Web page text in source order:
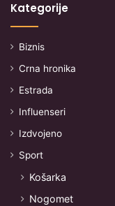
Kategorije
Biznis
Crna hronika
Estrada
Influenseri
Izdvojeno
Sport
Košarka
Nogomet